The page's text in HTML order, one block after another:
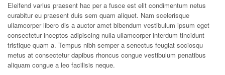
Eleifend varius praesent hac per a fusce est elit condimentum netus
curabitur eu praesent duis sem quam aliquet. Nam scelerisque
ullamcorper libero dis a auctor amet bibendum vestibulum ipsum eget
consectetur inceptos adipiscing nulla ullamcorper interdum tincidunt
tristique quam a. Tempus nibh semper a senectus feugiat sociosqu
metus at consectetur dapibus rhoncus congue vestibulum penatibus
aliquam congue a leo facilisis neque.